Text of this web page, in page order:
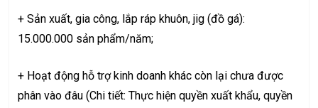
+ Sản xuất, gia công, lắp ráp khuôn, jig (đồ gá):
15.000.000 sản phẩm/năm;
+ Hoạt động hỗ trợ kinh doanh khác còn lại chưa được
phân vào đâu (Chi tiết: Thực hiện quyền xuất khẩu, quyền